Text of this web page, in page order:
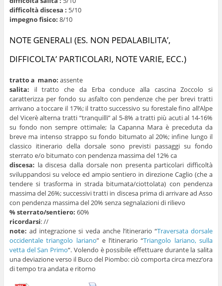
difficoltà discesa : 5/10
impegno fisico: 8/10
NOTE GENERALI (ES. NON PEDALABILITA’,
DIFFICOLTA’ PARTICOLARI, NOTE VARIE, ECC.)
tratto a mano: assente
salita: il tratto che da Erba conduce alla cascina Zoccolo si
caratterizza per fondo su asfalto con pendenze che per brevi tratti
arrivano a toccare il 17%; il tratto successivo su forestale fino all’Alpe
del Vicerè alterna tratti “tranquilli” al 5-8% a tratti più acuti al 14-16%
su fondo non sempre ottimale; la Capanna Mara è preceduta da
breve ma intenso strappo su fondo bitumato al 20%; infine lungo il
classico itinerario della dorsale sono previsti passaggi su fondo
sterrato e/o bitumato con pendenza massima del 12% ca
discesa: la discesa dalla dorsale non presenta particolari difficoltà
sviluppandosi su veloce ed ampio sentiero in direzione Caglio (che a
tendere si trasforma in strada bitumata/ciottolata) con pendenza
massima del 26%; successivi tratti in discesa prima di arrivare ad Asso
con pendenza massima del 20% senza segnalazioni di rilievo
% sterrato/sentiero: 60%
ricordarsi: //
note: ad integrazione si veda anche l’itinerario “Traversata dorsale
occidentale triangolo lariano” e l’itinerario “Triangolo lariano, sulla
vetta del San Primo“. Volendo è possibile effettuare durante la salita
una deviazione verso il Buco del Piombo: ciò comporta circa mezz’ora
di tempo tra andata e ritorno